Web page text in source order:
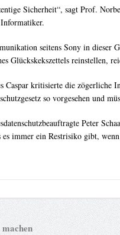
Sicherheit“, sagt Prof.
seitens Sony in dieser
Glückskekszettels reinstellen,
Caspar kritisierte die
so vorgesehen und
Peter
immer ein Restrisiko gibt,